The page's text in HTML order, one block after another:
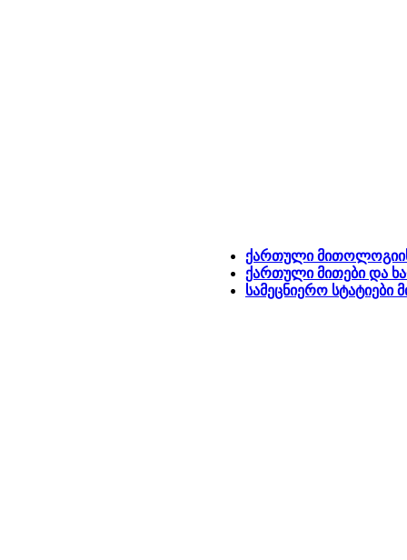
ქართული
ქართული მითები და
სამეცნიერო